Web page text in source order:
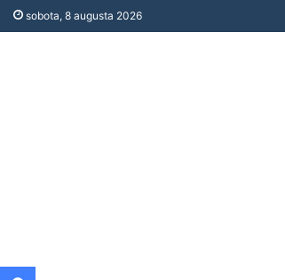
sobota, 8 augusta 2026
Facebook